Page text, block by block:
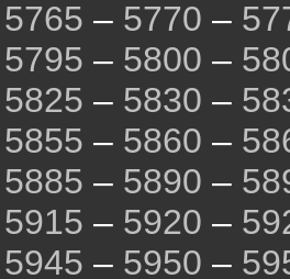
5765 – 5770 –
5795 – 5800 –
5825 – 5830 –
5855 – 5860 –
5885 – 5890 –
5915 – 5920 –
5945 – 5950 –